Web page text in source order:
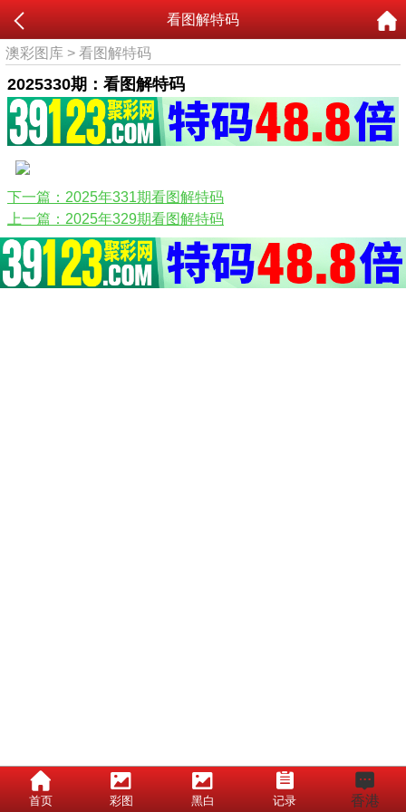
首页 彩图 黑白 记录 香港
看图解特码
澳彩图库 >看图解特码
2025330期：看图解特码
上一篇：2025年329期看图解特码